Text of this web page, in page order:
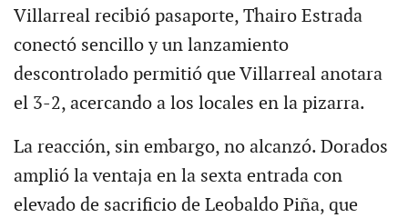
Villarreal recibió pasaporte, Thairo Estrada
conectó sencillo y un lanzamiento
descontrolado permitió que Villarreal anotara
el 3-2, acercando a los locales en la pizarra.
La reacción, sin embargo, no alcanzó. Dorados
amplió la ventaja en la sexta entrada con
elevado de sacrificio de Leobaldo Piña, que